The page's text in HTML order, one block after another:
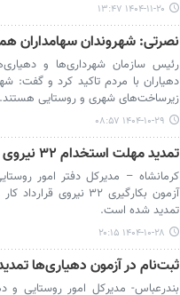
۱۴۰۴-۱۱-۲۰ ۱۳:۴۷
نصرتی: شهروندان سهامداران
رئیس سازمان شهرداری‌ها و
دهیاران با مردم تاکید کرد و گفت:
زیرساخت‌های شهری و روستایی هستند.
۱۴۰۴-۱۰-۲۹ ۰۸:۵۷
تمدید مهلت استخدام ۳۲ نیروی دهیاری کرمانشاه تا ۳۰ دی
کرمانشاه – مدیرکل دفتر امور
تمدید شده است.
۱۴۰۴-۱۰-۲۸ ۲۰:۱۵
ثبت‌نام در آزمون دهیاری‌ها
بندرعباس- مدیرکل امور روستایی و